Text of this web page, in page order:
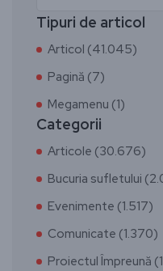
Tipuri de articol
Articol (41.045)
Pagină (7)
Megamenu (1)
Categorii
Articole (30.676)
Bucuria sufletului
Evenimente (1.517)
Comunicate (1.370)
Proiectul Împreună